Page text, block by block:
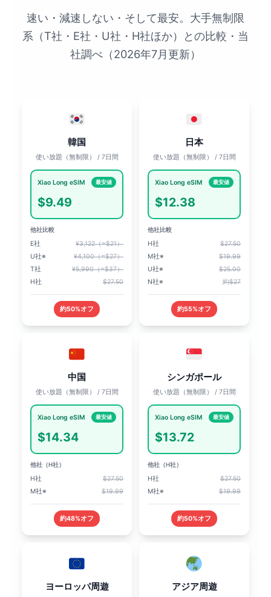
速い・減速しない・そして最安。大手無制限
系（T社・E社・U社・H社ほか）との比較・当
社調べ（2026年7月更新）
韓国
使い放題（無制限） / 7日間
Xiao Long eSIM 最安値
$9.49
他社比較
E社
¥3,122（≈$21）
U社※
¥4,100（≈$27）
T社
¥5,990（≈$37）
H社
$27.50
約50%オフ
日本
使い放題（無制限） / 7日間
Xiao Long eSIM 最安値
$12.38
他社比較
H社
$27.50
M社※
$19.99
U社※
$25.00
N社※
約$27
約55%オフ
中国
使い放題（無制限） / 7日間
Xiao Long eSIM 最安値
$14.34
他社（H社）
H社
$27.50
M社※
$19.99
約48%オフ
シンガポール
使い放題（無制限） / 7日間
Xiao Long eSIM 最安値
$13.72
他社（H社）
H社
$27.50
M社※
$19.99
約50%オフ
ヨーロッパ周遊 アジア周遊